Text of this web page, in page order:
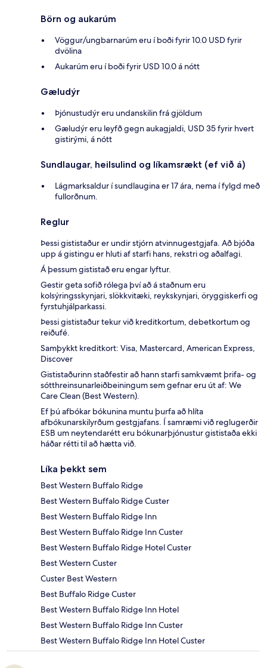
Börn og aukarúm
Vöggur/ungbarnarúm eru í boði fyrir 10.0 USD fyrir
dvölina
Aukarúm eru í boði fyrir USD 10.0 á nótt
Gæludýr
Þjónustudýr eru undanskilin frá gjöldum
Gæludýr eru leyfð gegn aukagjaldi, USD 35 fyrir hvert
gistirými, á nótt
Sundlaugar, heilsulind og líkamsrækt (ef við á)
Lágmarksaldur í sundlaugina er 17 ára, nema í fylgd með
fullorðnum.
Reglur
Þessi gististaður er undir stjórn atvinnugestgjafa. Að bjóða
upp á gistingu er hluti af starfi hans, rekstri og aðalfagi.
Á þessum gististað eru engar lyftur.
Gestir geta sofið rólega því að á staðnum eru
kolsýringsskynjari, slökkvitæki, reykskynjari, öryggiskerfi og
fyrstuhjálparkassi.
Þessi gististaður tekur við kreditkortum, debetkortum og
reiðufé.
Samþykkt kreditkort: Visa, Mastercard, American Express,
Discover
Gististaðurinn staðfestir að hann starfi samkvæmt þrifa- og
sótthreinsunarleiðbeiningum sem gefnar eru út af: We
Care Clean (Best Western).
Ef þú afbókar bókunina muntu þurfa að hlíta
afbókunarskilyrðum gestgjafans. Í samræmi við reglugerðir
ESB um neytendarétt eru bókunarþjónustur gististaða ekki
háðar rétti til að hætta við.
Líka þekkt sem
Best Western Buffalo Ridge
Best Western Buffalo Ridge Custer
Best Western Buffalo Ridge Inn
Best Western Buffalo Ridge Inn Custer
Best Western Buffalo Ridge Hotel Custer
Best Western Custer
Custer Best Western
Best Buffalo Ridge Custer
Best Western Buffalo Ridge Inn Hotel
Best Western Buffalo Ridge Inn Custer
Best Western Buffalo Ridge Inn Hotel Custer